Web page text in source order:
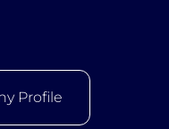
Profile